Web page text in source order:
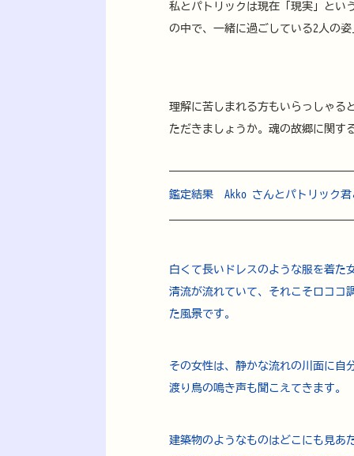
私とパトリックは現在「現実」とい
の中で、一緒に過ごしている2人の
理解に苦しまれる方もいらっしゃる
ただきましょうか。魂の故郷に関す
鑑定結果　Akko さんとパトリック
白くて長いドレスのような服を着た
清流が流れていて、それこそロココ
た風景です。
その女性は、静かな流れの川面に自
渡り鳥の鳴き声も聞こえてきます。
建築物のようなものはどこにも見あ